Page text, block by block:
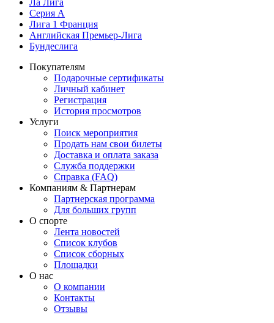
Ла Лига
Серия А
Лига 1 Франция
Английская Премьер-Лига
Бундеслига
Покупателям
Подарочные сертификаты
Личный кабинет
Регистрация
История просмотров
Услуги
Поиск мероприятия
Продать нам свои билеты
Доставка и оплата заказа
Служба поддержки
Справка (FAQ)
Компаниям & Партнерам
Партнерская программа
Для больших групп
О спорте
Лента новостей
Список клубов
Список сборных
Площадки
О нас
О компании
Контакты
Отзывы